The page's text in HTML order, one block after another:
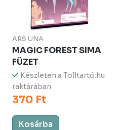
ARS UNA
MAGIC FOREST SIMA
FÜZET
Készleten a Tolltartó.hu
raktárában
370 Ft
Kosárba